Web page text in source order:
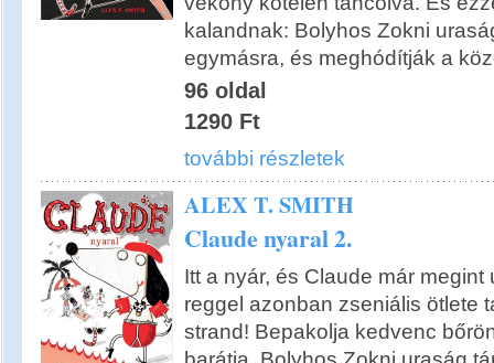
kalandnak: Bolyhos Zokni
egymásra, és meghódítják a
96 oldal
1290 Ft
további részletek
ALEX T. SMITH
Claude nyaral 2.
Itt a nyár, és Claude már megint
reggel azonban zseniális ötlete
strand! Bepakolja kedvenc